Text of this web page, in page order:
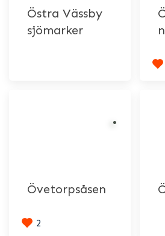
Östra Vässby
sjömarker
Övetorpsåsen
2